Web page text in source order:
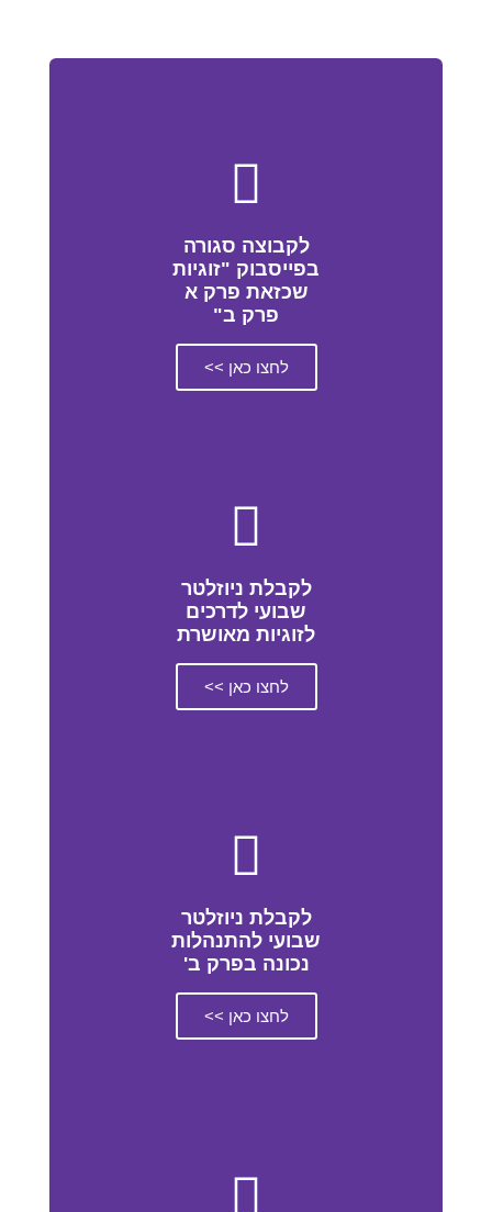
לקבוצה סגורה
בפייסבוק "זוגיות
שכזאת פרק א
פרק ב"
לחצו כאן >>
לקבלת ניוזלטר
שבועי לדרכים
לזוגיות מאושרת
לחצו כאן >>
לקבלת ניוזלטר
שבועי להתנהלות
נכונה בפרק ב'
לחצו כאן >>